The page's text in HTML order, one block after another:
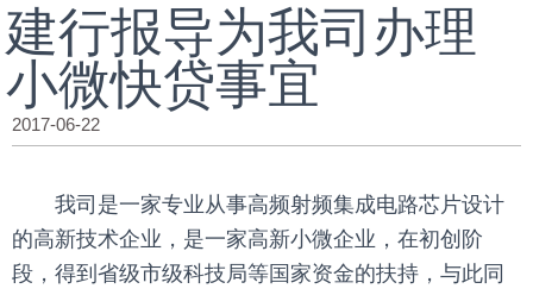
建行报导为我司办理
小微快贷事宜
2017-06-22
我司是一家专业从事高频射频集成电路芯片设计
的高新技术企业，是一家高新小微企业，在初创阶
段，得到省级市级科技局等国家资金的扶持，与此同